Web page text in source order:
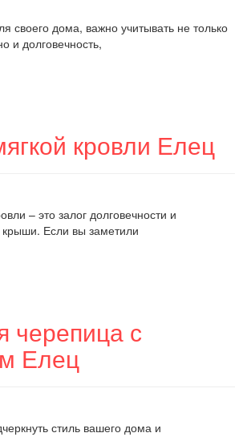
своего дома, важно учитывать не только
и долговечность,
кровли Елец
– это залог долговечности и
Если вы заметили
черепица с
Елец
стиль вашего дома и